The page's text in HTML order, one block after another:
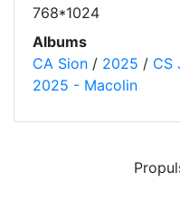
768*1024
Albums
CA Sion / 2025 / CS
2025 - Macolin